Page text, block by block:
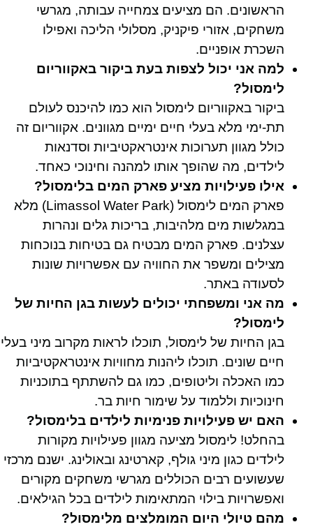
הראשונים. הם מציעים צמחייה עבותה, מגרשי
משחקים, אזורי פיקניק, מסלולי הליכה ואפילו
השכרת אופניים.
למה אני יכול לצפות בעת ביקור באקווריום
לימסול?
ביקור באקווריום לימסול הוא כמו להיכנס לעולם
תת-ימי מלא בעלי חיים ימיים מגוונים. אקווריום זה
כולל מגוון תערוכות אינטראקטיביות וסדנאות
לילדים, מה שהופך אותו למהנה וחינוכי כאחד.
אילו פעילויות מציע פארק המים בלימסול?
פארק המים לימסול (Limassol Water Park) מלא
במגלשות מים מלהיבות, בריכות גלים ונהרות
עצלנים. פארק המים מבטיח גם בטיחות בנוכחות
מצילים ומשפר את החוויה עם אפשרויות שונות
לסעודה באתר.
מה אני ומשפחתי יכולים לעשות בגן החיות של
לימסול?
בגן החיות של לימסול, תוכלו לראות מקרוב מיני בעלי
חיים שונים. תוכלו ליהנות מחוויות אינטראקטיביות
כמו האכלה וליטופים, כמו גם להשתתף בתוכניות
חינוכיות וללמוד על שימור חיות בר.
האם יש פעילויות פנימיות לילדים בלימסול?
בהחלט! לימסול מציעה מגוון פעילויות מקורות
לילדים כגון מיני גולף, קארטינג ובאולינג. ישנם מרכזי
שעשועים רבים הכוללים מגרשי משחקים מקורים
ואפשרויות בילוי המתאימות לילדים בכל הגילאים.
מהם טיולי היום המומלצים מלימסול?